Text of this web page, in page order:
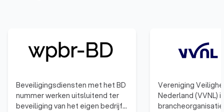
Beveiligingsdiensten met het BD
nummer werken uitsluitend ter
beveiliging van het eigen bedrijf.
Vereniging
Nederland (VVNL)